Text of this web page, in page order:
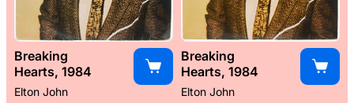
Breaking
Hearts, 1984
Elton John
Breaking
Hearts, 1984
Elton John